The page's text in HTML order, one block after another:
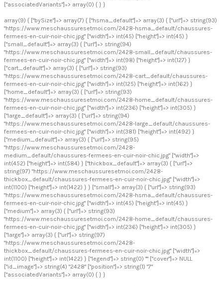
["associatedVariants"]=> array(0) { } }
array(9) { ["bySize"]=> array(7) { ["hsma_default"]=> array(3) { ["url"]=> string(93)
"https://www.meschaussuresetmoi.com/2428-hsma_default/chaussures-
fermees-en-cuir-noir-chic.jpg" ["width"]=> int(45) ["height"]=> int(45) }
["small_default"]=> array(3) { ["url"]=> string(94)
"https://www.meschaussuresetmoi.com/2428-small_default/chaussures-
fermees-en-cuir-noir-chic.jpg" ["width"]=> int(98) ["height"]=> int(127) }
["cart_default"]=> array(3) { ["url"]=> string(93)
"https://www.meschaussuresetmoi.com/2428-cart_default/chaussures-
fermees-en-cuir-noir-chic.jpg" ["width"]=> int(125) ["height"]=> int(162) }
["home_default"]=> array(3) { ["url"]=> string(93)
"https://www.meschaussuresetmoi.com/2428-home_default/chaussures-
fermees-en-cuir-noir-chic.jpg" ["width"]=> int(236) ["height"]=> int(305) }
["large_default"]=> array(3) { ["url"]=> string(94)
"https://www.meschaussuresetmoi.com/2428-large_default/chaussures-
fermees-en-cuir-noir-chic.jpg" ["width"]=> int(381) ["height"]=> int(492) }
["medium_default"]=> array(3) { ["url"]=> string(95)
"https://www.meschaussuresetmoi.com/2428-
medium_default/chaussures-fermees-en-cuir-noir-chic.jpg" ["width"]=>
int(452) ["height"]=> int(584) } ["thickbox_default"]=> array(3) { ["url"]=>
string(97) "https://www.meschaussuresetmoi.com/2428-
thickbox_default/chaussures-fermees-en-cuir-noir-chic.jpg" ["width"]=>
int(1100) ["height"]=> int(1422) } } ["small"]=> array(3) { ["url"]=> string(93)
"https://www.meschaussuresetmoi.com/2428-hsma_default/chaussures-
fermees-en-cuir-noir-chic.jpg" ["width"]=> int(45) ["height"]=> int(45) }
["medium"]=> array(3) { ["url"]=> string(93)
"https://www.meschaussuresetmoi.com/2428-home_default/chaussures-
fermees-en-cuir-noir-chic.jpg" ["width"]=> int(236) ["height"]=> int(305) }
["large"]=> array(3) { ["url"]=> string(97)
"https://www.meschaussuresetmoi.com/2428-
thickbox_default/chaussures-fermees-en-cuir-noir-chic.jpg" ["width"]=>
int(1100) ["height"]=> int(1422) } ["legend"]=> string(0) "" ["cover"]=> NULL
["id_image"]=> string(4) "2428" ["position"]=> string(1) "7"
["associatedVariants"]=> array(0) { } }